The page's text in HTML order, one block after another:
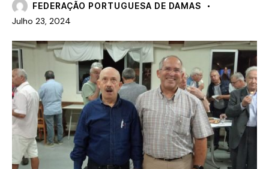
FEDERAÇÃO PORTUGUESA DE DAMAS
Julho 23, 2024